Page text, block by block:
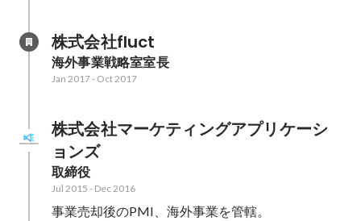
株式会社fluct
海外事業戦略室室長
Jan 2017- Oct 2017
株式会社マーケティングアプリケーシ
ョンズ
取締役
Jul 2015 - Dec 2016
事業売却後のPMI、海外事業を管轄。